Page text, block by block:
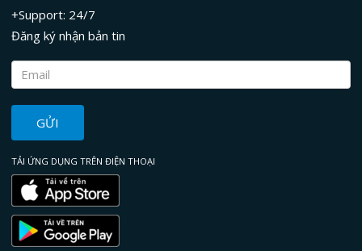
+Support: 24/7
Đăng ký nhận bản tin
GỬI
TẢI ỨNG DỤNG TRÊN ĐIỆN THOẠI